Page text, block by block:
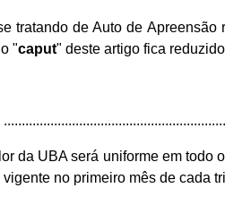
tratando de Auto de Apreensão
"caput" deste artigo fica
da UBA será uniforme em todo
vigente no primeiro mês de cada